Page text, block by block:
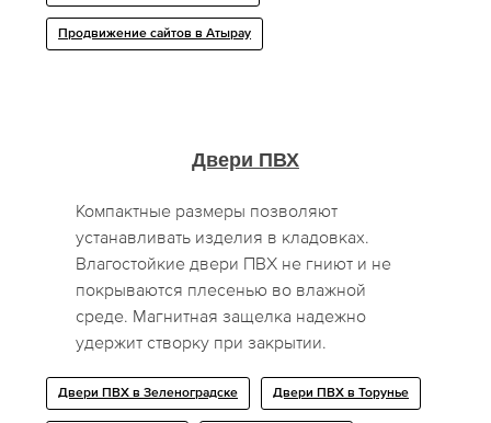
Продвижение сайтов в Атырау
Двери ПВХ
Компактные размеры позволяют
устанавливать изделия в кладовках.
Влагостойкие двери ПВХ не гниют и не
покрываются плесенью во влажной
среде. Магнитная защелка надежно
удержит створку при закрытии.
Двери ПВХ в Зеленоградске Двери ПВХ в Торунье